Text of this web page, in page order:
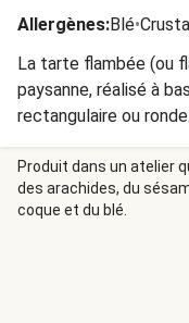
Allergènes:Blé•
La tarte flambée (ou
paysanne, réalisé à
rectangulaire ou ronde.
Produit dans un atelier
des arachides, du
coque et du blé.